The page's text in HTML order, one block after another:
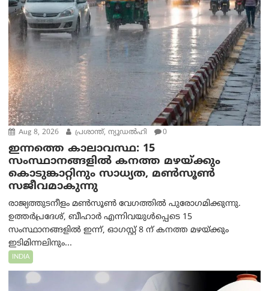
Aug 8, 2026 പ്രശാന്ത്, ന്യൂഡല്‍ഹി 0
ഇന്നത്തെ കാലാവസ്ഥ: 15
സംസ്ഥാനങ്ങളിൽ കനത്ത മഴയ്ക്കും
കൊടുങ്കാറ്റിനും സാധ്യത, മൺസൂൺ
സജീവമാകുന്നു
രാജ്യത്തുടനീളം മൺസൂൺ വേഗത്തിൽ പുരോഗമിക്കുന്നു.
ഉത്തർപ്രദേശ്, ബീഹാർ എന്നിവയുൾപ്പെടെ 15
സംസ്ഥാനങ്ങളിൽ ഇന്ന്, ഓഗസ്റ്റ് 8 ന് കനത്ത മഴയ്ക്കും
ഇടിമിന്നലിനും...
INDIA